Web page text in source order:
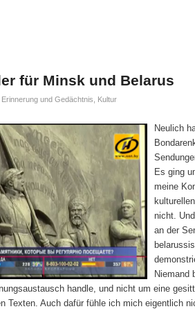
für Minsk und Belarus
Erinnerung und Gedächtnis, Kultur
Neulich
Es ging
meine
nicht.
an der
Niemand
handle, und nicht um eine
Texten. Auch dafür fühle ich mich eigentlich